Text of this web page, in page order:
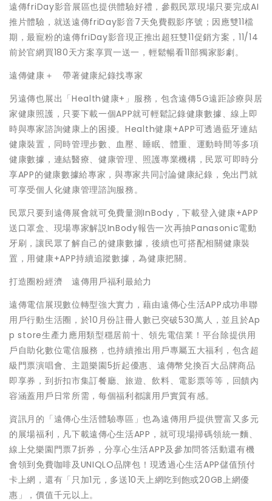
遠傳friDay影音展區也提供體驗好禮，參觀民眾現場只要完成AI
推片體驗，就送遠傳friDay影音7天免費觀影序號；因應雙11檔
期，最寵粉的遠傳friDay影音現正推出超狂雙11促銷方案，11/14
前於官網買180天方案享買一送一，輕鬆暢看11部獨家影劇。
遠傳健康＋ 帶著健康紀錄找專家
另遠傳也展出「Health健康+」服務，包含遠傳5G遠距診療與居
家健康照護，只要下載一個APP就可輕鬆記錄健康數據、線上即
時與專家諮詢健康上的困擾。Health健康+APP可透過藍牙連結
健康裝置，同時管理步數、血壓、睡眠、體重、運動時間等多項
健康數據，連結醫療、健康管理、照護專業機構，民眾可即時分
享APP的健康數據給專家，與專家共同討論健康紀錄，免出門就
可享受個人化健康管理諮詢服務。
民眾只要到遠傳展會就可免費量測InBody，下載登入健康+APP
送口罩盒、現場專家解説InBody報告一次再抽Panasonic電動
牙刷，讓民眾了解自己的健康數據，後續也可搭配相關健康裝
置，用健康+APP持續追蹤數據，為健康把關。
打造圈粉經濟 遠傳用戶福利最給力
遠傳電信展現數位轉型強大實力，藉由遠傳心生活APP成功串聯
用戶行動生活圈，於10月份註冊人數已突破530萬人，並且於Ap
p store生產力應用類型穩居前十、領先電信業！平台除提供用
戶自助化數位電信服務，也持續推出用戶專屬五大福利，包含超
級門票演唱會、主題樂園5折起優惠、遠傳幣兌換百大品牌商品
即享券，到折扣市集訂餐廳、旅遊、飲料、電影票等等，回饋內
容涵蓋用戶日常所需，每個福利都讓用戶實質有感。
資訊月的「遠傳心生活體驗專區」也為遠傳用戶提供豐富又多元
的展場福利，凡下載遠傳心生活APP，就可現場掃碼領統一麵、
線上兌樂園門票7折券，分享心生活APP及參加問答活動還有機
會領到免費咖啡及UNIQLO品牌包！現透過心生活APP儲值預付
卡上網，還有「只加1元，多送10天上網吃到飽或20GB上網優
惠」，價值千元以上。